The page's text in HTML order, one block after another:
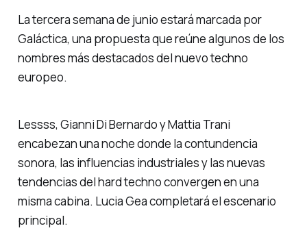
La tercera semana de junio estará marcada por
Galáctica, una propuesta que reúne algunos de los
nombres más destacados del nuevo techno
europeo.
Lessss, Gianni Di Bernardo y Mattia Trani
encabezan una noche donde la contundencia
sonora, las influencias industriales y las nuevas
tendencias del hard techno convergen en una
misma cabina. Lucia Gea completará el escenario
principal.